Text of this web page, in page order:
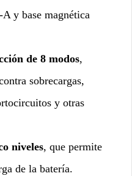
y base magnética
de 8 modos,
sobrecargas,
y otras
niveles, que permite
de la batería.